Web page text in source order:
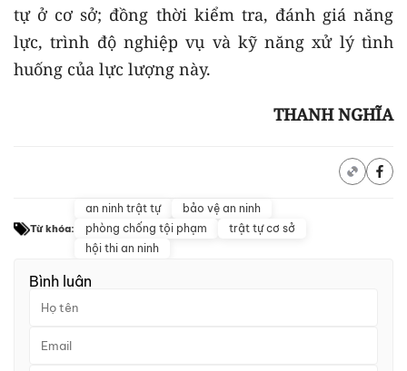
tự ở cơ sở; đồng thời kiểm tra, đánh giá năng
lực, trình độ nghiệp vụ và kỹ năng xử lý tình
huống của lực lượng này.
THANH NGHĨA
Từ khóa:
an ninh trật tự
bảo vệ an ninh
phòng chống tội phạm
trật tự cơ sở
hội thi an ninh
Bình luận